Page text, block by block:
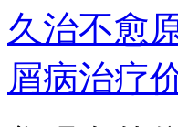
久治不愈
屑病治疗